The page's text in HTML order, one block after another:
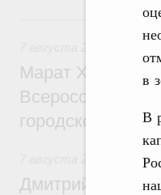
в
В
Марат
Всероссийского
городской среды
Дмитрий